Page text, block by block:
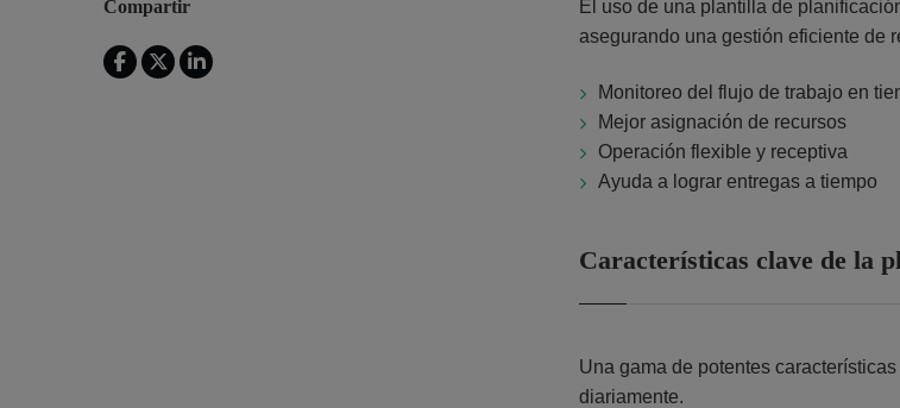
Compartir
El uso de una plantilla de
asegurando una gestión eficiente de
Monitoreo del flujo de trabajo en
Mejor asignación de recursos
Operación flexible y receptiva
Ayuda a lograr entregas a tiempo
Características clave de la
Una gama de potentes
diariamente.